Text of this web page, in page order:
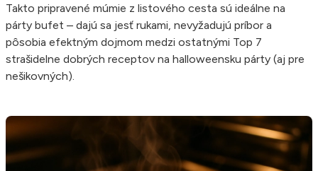
Takto pripravené múmie z listového cesta sú ideálne na
párty bufet – dajú sa jesť rukami, nevyžadujú príbor a
pôsobia efektným dojmom medzi ostatnými Top 7
strašidelne dobrých receptov na halloweensku párty (aj pre
nešikovných).